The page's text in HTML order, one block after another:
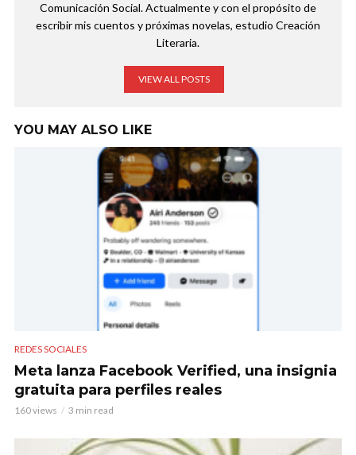
Comunicación Social. Actualmente y con el propósito de
escribir mis cuentos y próximas novelas, estudio Creación
Literaria.
VIEW ALL POSTS
YOU MAY ALSO LIKE
REDES SOCIALES
Meta lanza Facebook Verified, una insignia
gratuita para perfiles reales
160 views 3 min read